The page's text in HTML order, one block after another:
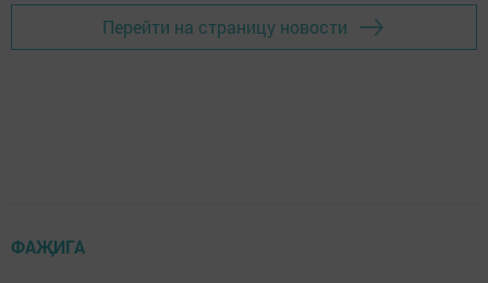
Перейти на страницу новости
ФАҖИГА